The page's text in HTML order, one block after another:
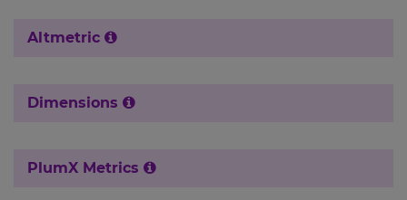
Altmetric
Dimensions
PlumX Metrics